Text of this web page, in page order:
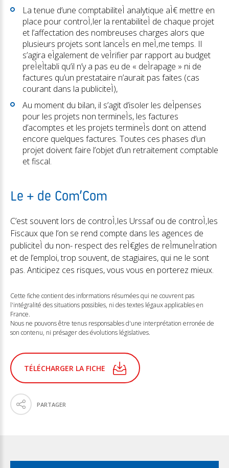
La tenue d’une comptabiliteÌ analytique aÌ€ mettre en
place pour controÌ‚ler la rentabiliteÌ de chaque projet
et l’affectation des nombreuses charges alors que
plusieurs projets sont lanceÌs en meÌ‚me temps. Il
s’agira eÌgalement de veÌrifier par rapport au budget
preÌeÌtabli qu’il n’y a pas eu de « deÌrapage » ni de
factures qu’un prestataire n’aurait pas faites (cas
courant dans la publiciteÌ),
Au moment du bilan, il s’agit d’isoler les deÌpenses
pour les projets non termineÌs, les factures
d’acomptes et les projets termineÌs dont on attend
encore quelques factures. Toutes ces phases d’un
projet doivent faire l’objet d’un retraitement comptable
et fiscal.
Le + de Com’Com
C’est souvent lors de controÌ‚les Urssaf ou de controÌ‚les
Fiscaux que l’on se rend compte dans les agences de
publiciteÌ du non- respect des reÌ€gles de reÌmuneÌration
et de l’emploi, trop souvent, de stagiaires, qui ne le sont
pas. Anticipez ces risques, vous vous en porterez mieux.
Cette fiche contient des informations résumées qui ne couvrent pas
l'intégralité des situations possibles, ni des textes légaux applicables en
France.
Nous ne pouvons être tenus responsables d'une interprétation erronée de
son contenu, ni présager des évolutions législatives.
PARTAGER
TÉLÉCHARGER LA FICHE